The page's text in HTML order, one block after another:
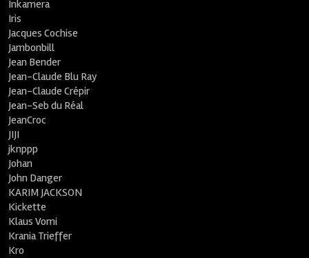
Inkamera
Iris
Jacques Cochise
Jambonbill
Jean Bender
Jean-Claude Blu Ray
Jean-Claude Crépir
Jean-Seb du Réal
JeanCroc
JIJI
jknppp
Johan
John Danger
KARIM JACKSON
Kickette
Klaus Vomi
Krania Trieffer
Kro